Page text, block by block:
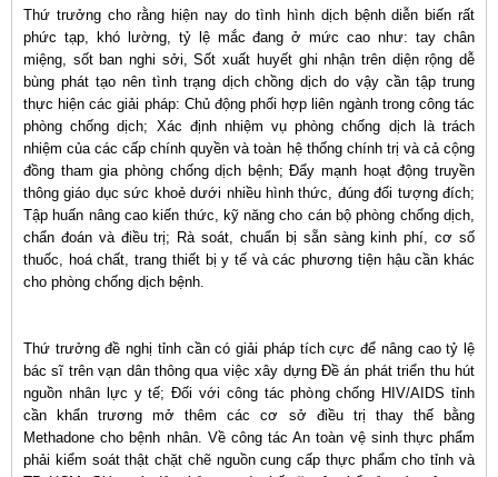
Thứ trưởng cho rằng hiện nay do tình hình dịch bệnh diễn biến rất
phức tạp, khó lường, tỷ lệ mắc đang ở mức cao như: tay chân
miệng, sốt ban nghi sởi, Sốt xuất huyết ghi nhận trên diện rộng dễ
bùng phát tạo nên tình trạng dịch chồng dịch do vậy cần tập trung
thực hiện các giải pháp: Chủ động phối hợp liên ngành trong công tác
phòng chống dịch; Xác định nhiệm vụ phòng chống dịch là trách
nhiệm của các cấp chính quyền và toàn hệ thống chính trị và cả cộng
đồng tham gia phòng chống dịch bệnh; Đẩy mạnh hoạt động truyền
thông giáo dục sức khoẻ dưới nhiều hình thức, đúng đối tượng đích;
Tập huấn nâng cao kiến thức, kỹ năng cho cán bộ phòng chống dịch,
chẩn đoán và điều trị; Rà soát, chuẩn bị sẵn sàng kinh phí, cơ số
thuốc, hoá chất, trang thiết bị y tế và các phương tiện hậu cần khác
cho phòng chống dịch bệnh.
Thứ trưởng đề nghị tỉnh cần có giải pháp tích cực để nâng cao tỷ lệ
bác sĩ trên vạn dân thông qua việc xây dựng Đề án phát triển thu hút
nguồn nhân lực y tế; Đối với công tác phòng chống HIV/AIDS tỉnh
cần khẩn trương mở thêm các cơ sở điều trị thay thế bằng
Methadone cho bệnh nhân. Về công tác An toàn vệ sinh thực phẩm
phải kiểm soát thật chặt chẽ nguồn cung cấp thực phẩm cho tỉnh và